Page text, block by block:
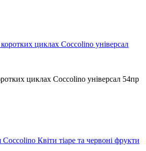
циклах Coccolino універсал 54пр